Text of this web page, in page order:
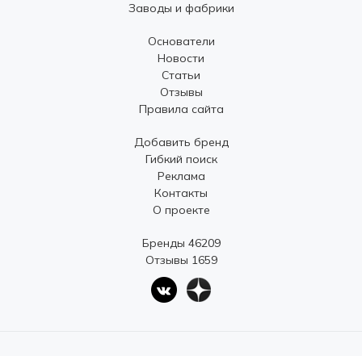
Заводы и фабрики
Основатели
Новости
Статьи
Отзывы
Правила сайта
Добавить бренд
Гибкий поиск
Реклама
Контакты
О проекте
Бренды 46209
Отзывы 1659